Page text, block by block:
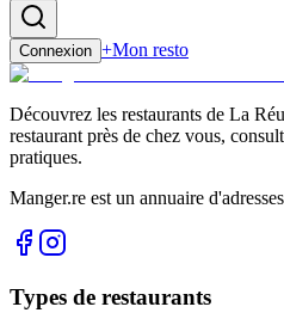
Connexion +Mon resto
Découvrez les restaurants de La
restaurant près de chez vous,
pratiques.
Manger.re est un annuaire
Types de restaurants